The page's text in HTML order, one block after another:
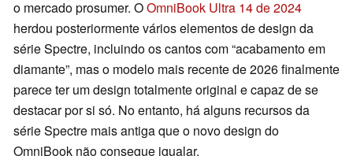
o mercado prosumer. OOmniBook Ultra 14 de 2024
herdou posteriormente vários elementos de design da
série Spectre, incluindo os cantos com “acabamento em
diamante”, mas o modelo mais recente de 2026 finalmente
parece ter um design totalmente original e capaz de se
destacar por si só. No entanto, há alguns recursos da
série Spectre mais antiga que o novo design do
OmniBook não consegue igualar.